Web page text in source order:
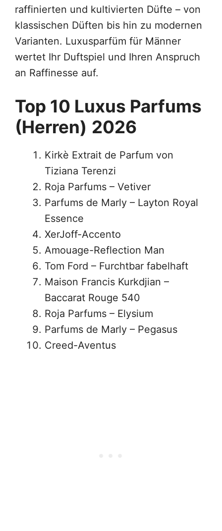
raffinierten und kultivierten Düfte – von
klassischen Düften bis hin zu modernen
Varianten. Luxusparfüm für Männer
wertet Ihr Duftspiel und Ihren Anspruch
an Raffinesse auf.
Top 10 Luxus Parfums
(Herren) 2026
Kirkè Extrait de Parfum von
Tiziana Terenzi
Roja Parfums – Vetiver
Parfums de Marly – Layton Royal
Essence
XerJoff-Accento
Amouage-Reflection Man
Tom Ford – Furchtbar fabelhaft
Maison Francis Kurkdjian –
Baccarat Rouge 540
Roja Parfums – Elysium
Parfums de Marly – Pegasus
Creed-Aventus